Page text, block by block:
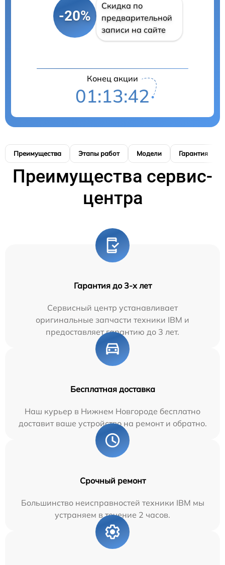
-20%
Скидка по
предварительной
записи на сайте
Конец акции
01:13:41
Преимущества Этапы работ Модели Гарантия
Преимущества сервис-
центра
Гарантия до 3-х лет
Сервисный центр устанавливает
оригинальные запчасти техники IBM и
предоставляет гарантию до 3 лет.
Бесплатная доставка
Наш курьер в Нижнем Новгороде бесплатно
доставит ваше устройство на ремонт и обратно.
Срочный ремонт
Большинство неисправностей техники IBM мы
устраняем в течение 2 часов.